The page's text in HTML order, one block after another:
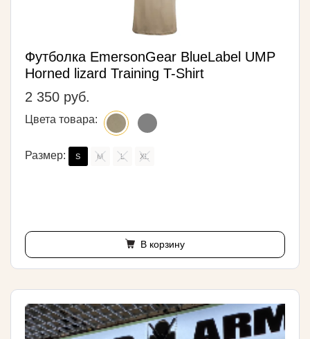
Футболка EmersonGear BlueLabel UMP
Horned lizard Training T-Shirt
2 350 руб.
Цвета товара:
Размер: S M L XL
В корзину